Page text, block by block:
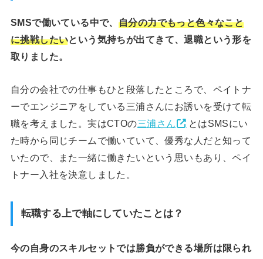
SMSで働いている中で、 自分の力でもっと色々なこと
に挑戦したいという気持ちが出てきて、退職という形を
取りました。
自分の会社での仕事もひと段落したところで、ペイトナ
ーでエンジニアをしている三浦さんにお誘いを受けて転
職を考えました。実はCTOの三浦さん
とはSMSにい
た時から同じチームで働いていて、優秀な人だと知って
いたので、また一緒に働きたいという思いもあり、ペイ
トナー入社を決意しました。
転職する上で軸にしていたことは？
今の自身のスキルセットでは勝負ができる場所は限られ